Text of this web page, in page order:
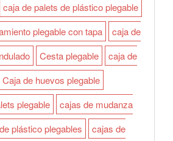
caja de palets de plástico plegable
plegable con tapa
caja de
Cesta plegable
caja de
Caja de huevos plegable
plegable
cajas de mudanza
plástico plegables
cajas de